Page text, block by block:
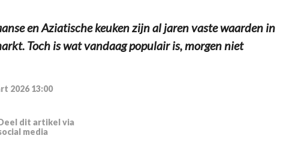
en Aziatische keuken zijn al jaren vaste waarden in
Toch is wat vandaag populair is, morgen niet
2026 13:00
dit artikel via
media